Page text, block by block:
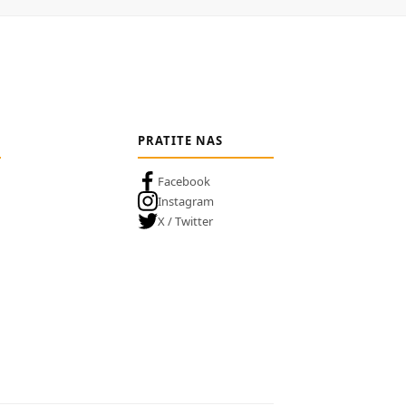
PRATITE NAS
Facebook
Instagram
X / Twitter